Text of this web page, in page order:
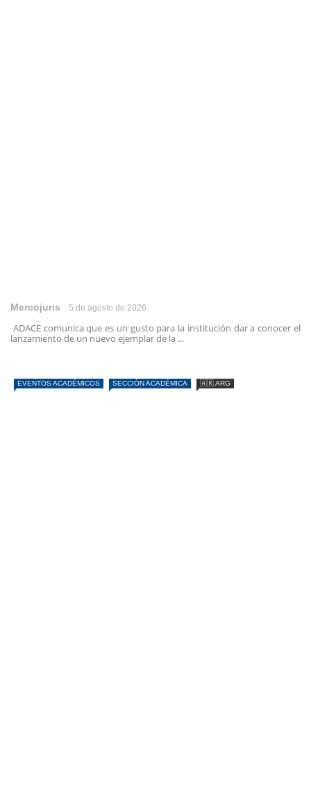
Mercojuris 5 de agosto de 2026
ADACE comunica que es un gusto para la institución dar a conocer el
lanzamiento de un nuevo ejemplar de la ...
EVENTOS ACADÉMICOS SECCIÓN ACADÉMICA 🇦🇷 ARG